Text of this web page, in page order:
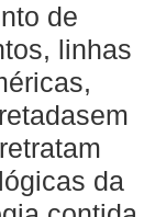
de
linhas
da